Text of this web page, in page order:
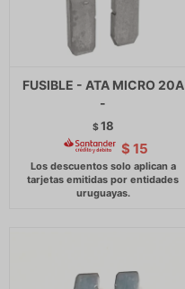
FUSIBLE - ATA MICRO 20A
-
$18
$ 15